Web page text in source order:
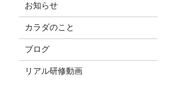
お知らせ
カラダのこと
ブログ
リアル研修動画